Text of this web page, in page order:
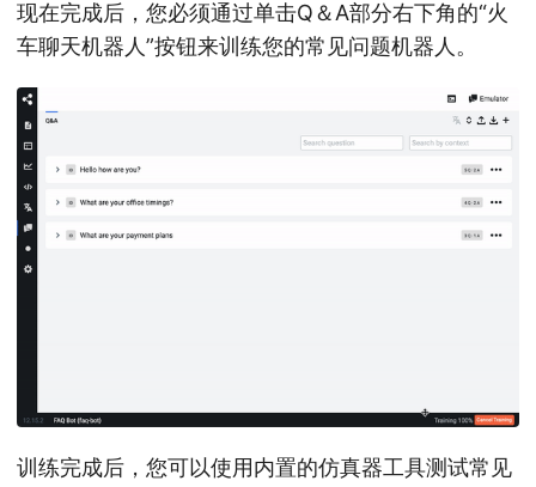
现在完成后，您必须通过单击Q＆A部分右下角的“火
车聊天机器人”按钮来训练您的常见问题机器人。
训练完成后，您可以使用内置的仿真器工具测试常见